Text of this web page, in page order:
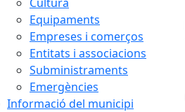
Equipaments
Empreses i comerços
Entitats i associacions
Subministraments
Emergències
Informació del municipi